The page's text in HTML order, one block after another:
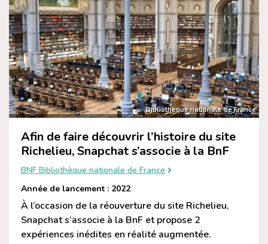
Bibliothèque nationale de France
Afin de faire découvrir l’histoire du site
Richelieu, Snapchat s’associe à la BnF
BNF Bibliothèque nationale de France
Année de lancement : 2022
À l’occasion de la réouverture du site Richelieu,
Snapchat s’associe à la BnF et propose 2
expériences inédites en réalité augmentée.